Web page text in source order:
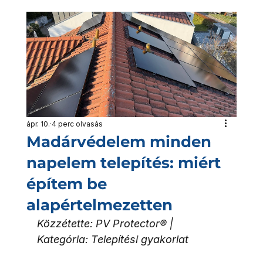
Madárvédelem minden
napelem telepítés: miért
építem be
alapértelmezetten
ápr. 10. 4 perc olvasás
Közzétette: PV Protector® |
Kategória: Telepítési gyakorlat